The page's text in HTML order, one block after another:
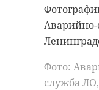
Аварийно-
Фото:
служба
вывесок и
машин.
кажется,
не